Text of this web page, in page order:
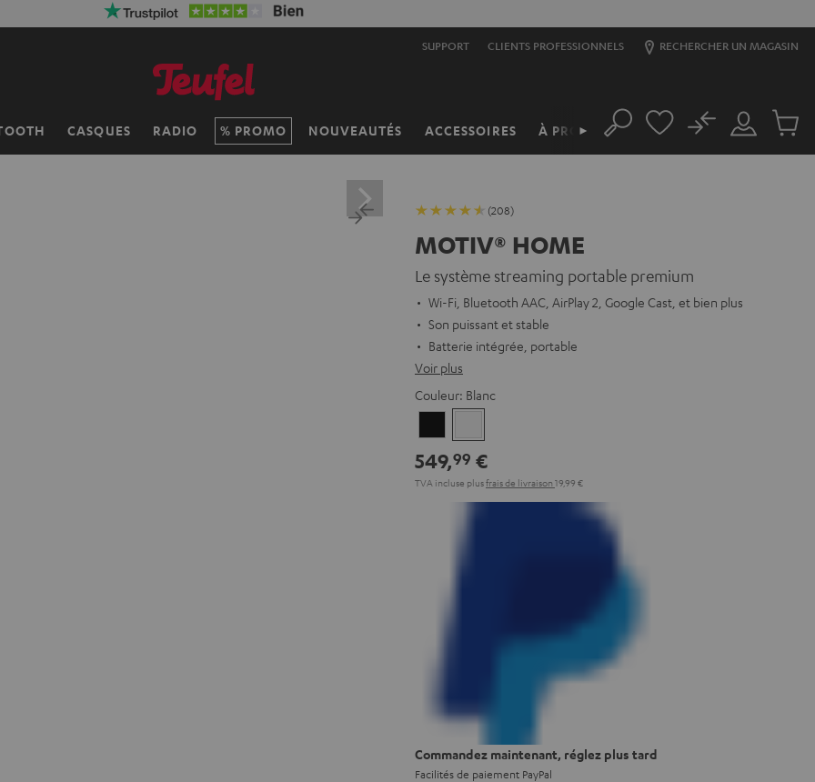
réduction sur la livraison VKF-72F 06
SUPPORT CLIENTS PROFESSIONNELS RECHERCHER UN MAGASIN
CASQUES RADIO PROMO NOUVEAUTÉS ACCESSOIRES À PROPOS
► Rechercher
Mon
compte
No
(208)
MOTIV® HOME
Le système streaming portable premium
Wi-Fi, Bluetooth AAC, AirPlay 2, Google Cast, et bien plus
Son puissant et stable
Batterie intégrée, portable
Voir plus
Couleur: Blanc
549,99 €
TVA incluse plusfrais de livraison 19,99 €
Commandez maintenant, réglez plus tard
Facilités de paiement PayPal